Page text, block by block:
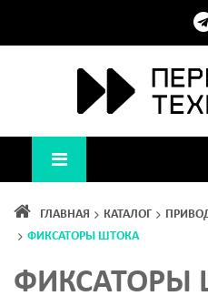
ГЛАВНАЯ КАТАЛОГ
ФИКСАТОРЫ ШТОКА
ФИКСАТОРЫ